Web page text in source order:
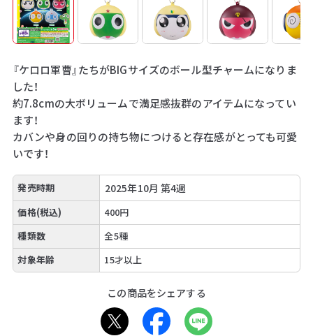
『ケロロ軍曹』たちがBIGサイズのボール型チャームになりま
した！
約7.8cmの大ボリュームで満足感抜群のアイテムになってい
ます！
カバンや身の回りの持ち物につけると存在感がとっても可愛
いです！
発売時期 2025年10月 第4週
価格(税込)
400円
種類数
全5種
対象年齢
15才以上
この商品をシェアする